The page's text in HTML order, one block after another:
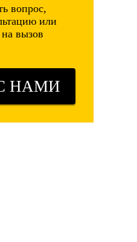
вопрос,
или
на вызов
НАМИ